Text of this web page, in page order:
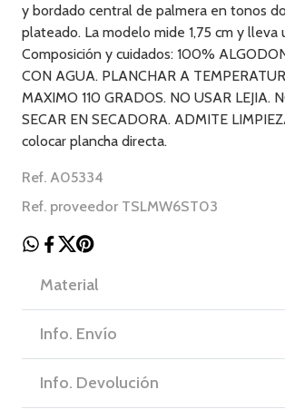
y bordado central de palmera en tonos
plateado. La modelo mide 1,75 cm y lleva
Composición y cuidados: 100%
CON AGUA. PLANCHAR A
MAXIMO 110 GRADOS. NO USAR LEJIA.
SECAR EN SECADORA. ADMITE
colocar plancha directa.
Ref. A05334
Ref. proveedor TSLMW6ST03
Material
Info. Envío
Info. Devolución